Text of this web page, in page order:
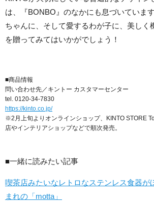
は、『BONBO』のなかにも息づいていま
ちゃんに、そして愛するわが子に、美しく
を贈ってみてはいかがでしょう！
■商品情報
問い合わせ先／キントー カスタマーセンター
tel. 0120-34-7830
https://kinto.co.jp/
※2月上旬よりオンラインショップ、KINTO STORE
店やインテリアショップなどで順次発売。
■一緒に読みたい記事
喫茶店みたいなレトロなステンレス食器が
まれの「motta」